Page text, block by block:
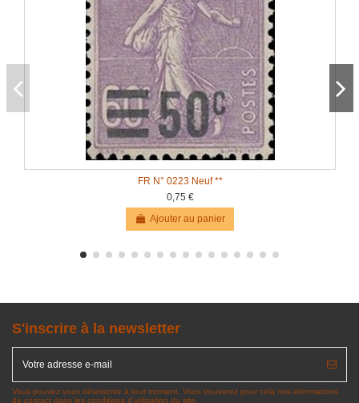
FR N° 0223 Neuf **
0,75 €
Ajouter au panier
S'inscrire à la newsletter
Vous pouvez vous désinscrire à tout moment. Vous trouverez pour cela nos informations
de contact dans les conditions d'utilisation du site.